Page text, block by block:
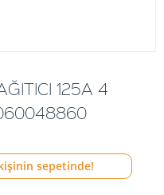
125A 4
sepetinde!